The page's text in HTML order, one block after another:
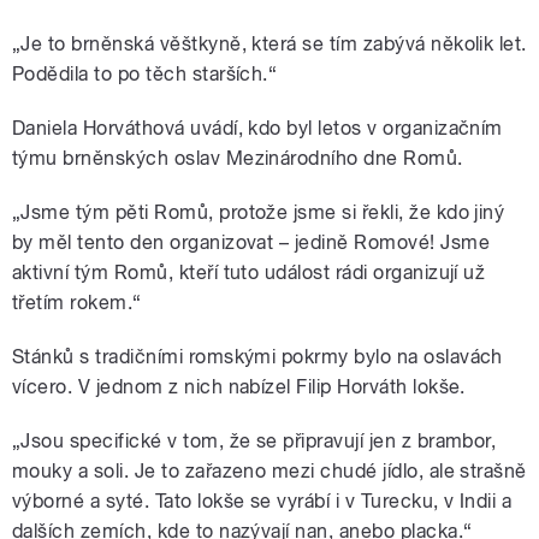
„Je to brněnská věštkyně, která se tím zabývá několik let.
Podědila to po těch starších.“
Daniela Horváthová uvádí, kdo byl letos v organizačním
týmu brněnských oslav Mezinárodního dne Romů.
„Jsme tým pěti Romů, protože jsme si řekli, že kdo jiný
by měl tento den organizovat – jedině Romové! Jsme
aktivní tým Romů, kteří tuto událost rádi organizují už
třetím rokem.“
Stánků s tradičními romskými pokrmy bylo na oslavách
vícero. V jednom z nich nabízel Filip Horváth lokše.
„Jsou specifické v tom, že se připravují jen z brambor,
mouky a soli. Je to zařazeno mezi chudé jídlo, ale strašně
výborné a syté. Tato lokše se vyrábí i v Turecku, v Indii a
dalších zemích, kde to nazývají nan, anebo placka.“